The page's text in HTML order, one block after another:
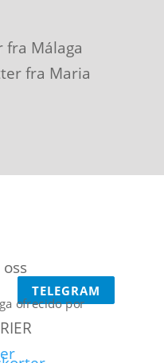
fra Málaga
fra Maria
TELEGRAM